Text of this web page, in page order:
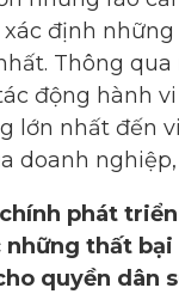
định
Thông
động hành
lớn nhất đến
doanh
phát
những thất
quyền dân